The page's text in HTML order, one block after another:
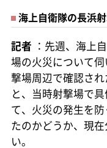
海上自衛隊の長浜
記者 ：先週、海上
場の火災について
撃場周辺で確認さ
と、当時射撃場で
て、火災の発生を
たのかどうか、現
い。